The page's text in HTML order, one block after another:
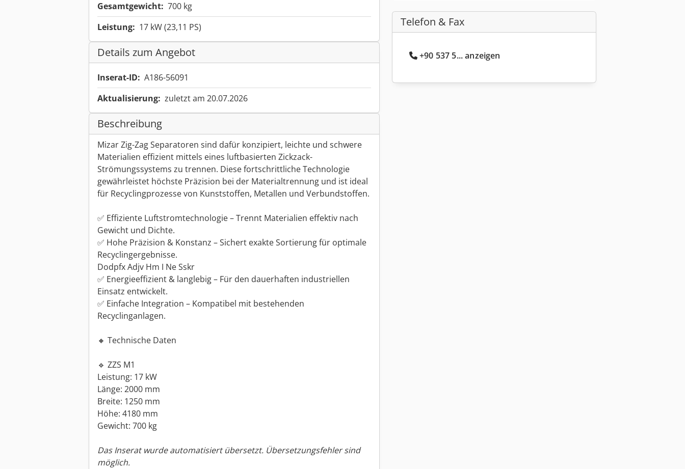
Gesamtgewicht: 700 kg
Leistung: 17 kW (23,11 PS)
Details zum Angebot
Inserat-ID: A186-56091
Aktualisierung: zuletzt am 20.07.2026
Beschreibung
Mizar Zig-Zag Separatoren sind dafür konzipiert, leichte und schwere
Materialien effizient mittels eines luftbasierten Zickzack-
Strömungssystems zu trennen. Diese fortschrittliche Technologie
gewährleistet höchste Präzision bei der Materialtrennung und ist ideal
für Recyclingprozesse von Kunststoffen, Metallen und Verbundstoffen.
✅ Effiziente Luftstromtechnologie – Trennt Materialien effektiv nach
Gewicht und Dichte.
✅ Hohe Präzision & Konstanz – Sichert exakte Sortierung für optimale
Recycling­ergebnisse.
Dodpfx Adjv Hm I Ne Sskr
✅ Energieeffizient & langlebig – Für den dauerhaften industriellen
Einsatz entwickelt.
✅ Einfache Integration – Kompatibel mit bestehenden
Recyclinganlagen.
🔸 Technische Daten
🔹 ZZS M1
Leistung: 17 kW
Länge: 2000 mm
Breite: 1250 mm
Höhe: 4180 mm
Gewicht: 700 kg
Das Inserat wurde automatisiert übersetzt. Übersetzungsfehler sind
möglich.
Telefon & Fax
+90 537 5... anzeigen